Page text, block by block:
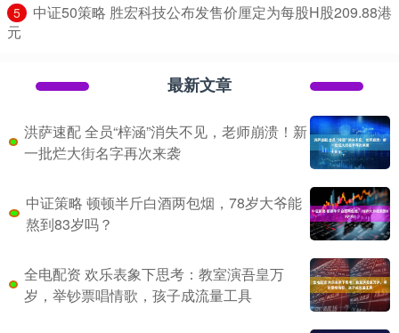
5
​中证50策略 胜宏科技公布发售价厘定为每股H股209.88港
元
最新文章
洪萨速配 全员“梓涵”消失不见，老师崩溃！新
一批烂大街名字再次来袭
中证策略 顿顿半斤白酒两包烟，78岁大爷能
熬到83岁吗？
全电配资 欢乐表象下思考：教室演吾皇万
岁，举钞票唱情歌，孩子成流量工具